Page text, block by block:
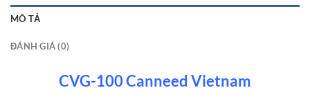
MÔ TẢ
ĐÁNH GIÁ (0)
CVG-100 Canneed Vietnam